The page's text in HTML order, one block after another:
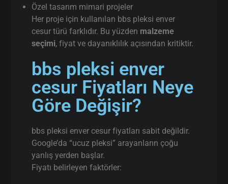
Özel tasarım mimari projeler
Her proje için kullanılan bbs pleksi enver
cesur türü farklıdır. Bu yüzden malzeme
seçimi, fiyat ve dayanıklılık açısından kritiktir.
bbs pleksi enver
cesur Fiyatları Neye
Göre Değişir?
bbs pleksi enver cesur fiyatları sabit değildir.
Google’da “ucuz pleksi” arayanların çoğu
yanlış yerden başlar.
Fiyatı belirleyen faktörler: